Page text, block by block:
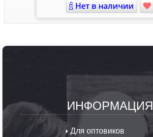
Нет в наличии
ИНФОРМАЦИЯ
Для оптовиков